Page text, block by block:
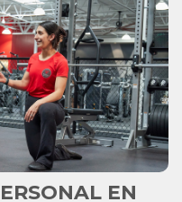
EN